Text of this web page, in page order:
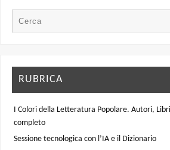
RUBRICA
I Colori della Letteratura Popolare. Autori,
completo
Sessione tecnologica con l’IA e il Dizionario